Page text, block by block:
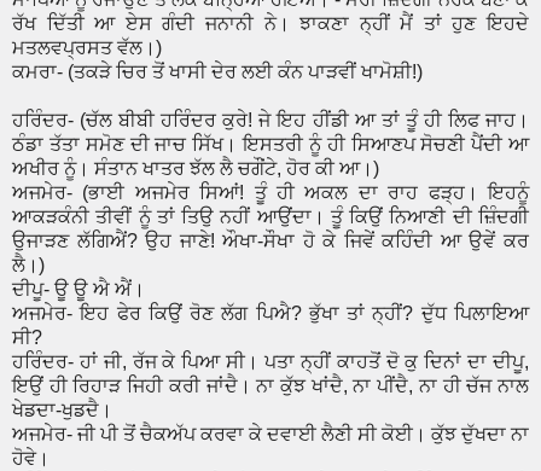
ਰੱਖ ਦਿੱਤੀ ਆ ਏਸ ਗੰਦੀ ਜਨਾਨੀ ਨੇ। ਝਾਕਣਾ ਨ੍ਹੀਂ ਮੈਂ ਤਾਂ ਹੁਣ ਇਹਦੇ
ਮਤਲਵਪ੍ਰਸਤ ਵੱਲ।)
ਕਮਰਾ- (ਤਕੜੇ ਚਿਰ ਤੋਂ ਖਾਸੀ ਦੇਰ ਲਈ ਕੰਨ ਪਾੜਵੀਂ ਖਾਮੋਸ਼ੀ!)
ਹਰਿੰਦਰ- (ਚੱਲ ਬੀਬੀ ਹਰਿੰਦਰ ਕੁਰੇ! ਜੇ ਇਹ ਹੀਂਡੀ ਆ ਤਾਂ ਤੂੰ ਹੀ ਲਿਫ ਜਾਹ।
ਠੰਡਾ ਤੱਤਾ ਸਮੋਣ ਦੀ ਜਾਚ ਸਿੱਖ। ਇਸਤਰੀ ਨੂੰ ਹੀ ਸਿਆਣਪ ਸੋਚਣੀ ਪੈਂਦੀ ਆ
ਅਖੀਰ ਨੂੰ। ਸੰਤਾਨ ਖਾਤਰ ਝੱਲ ਲੈ ਚਗੌਂਟੇ, ਹੋਰ ਕੀ ਆ।)
ਅਜਮੇਰ- (ਭਾਈ ਅਜਮੇਰ ਸਿਆਂ! ਤੂੰ ਹੀ ਅਕਲ ਦਾ ਰਾਹ ਫੜ੍ਹ। ਇਹਨੂੰ
ਆਕੜਕੰਨੀ ਤੀਵੀਂ ਨੂੰ ਤਾਂ ਤਿਉ ਨਹੀਂ ਆਉਂਦਾ। ਤੂੰ ਕਿਉਂ ਨਿਆਣੀ ਦੀ ਜ਼ਿੰਦਗੀ
ਉਜਾੜਣ ਲੱਗਿਐਂ? ਉਹ ਜਾਣੇ! ਔਖਾ-ਸੌਖਾ ਹੋ ਕੇ ਜਿਵੇਂ ਕਹਿੰਦੀ ਆ ਉਵੇਂ ਕਰ
ਲੈ।)
ਦੀਪੂ- ਊ ਊ ਐ ਐਂ।
ਅਜਮੇਰ- ਇਹ ਫੇਰ ਕਿਉਂ ਰੋਣ ਲੱਗ ਪਿਐ? ਭੁੱਖਾ ਤਾਂ ਨ੍ਹੀਂ? ਦੁੱਧ ਪਿਲਾਇਆ
ਸੀ?
ਹਰਿੰਦਰ- ਹਾਂ ਜੀ, ਰੱਜ ਕੇ ਪਿਆ ਸੀ। ਪਤਾ ਨ੍ਹੀਂ ਕਾਹਤੋਂ ਦੋ ਕੁ ਦਿਨਾਂ ਦਾ ਦੀਪੂ,
ਇਉਂ ਹੀ ਰਿਹਾੜ ਜਿਹੀ ਕਰੀ ਜਾਂਦੈ। ਨਾ ਕੁੱਝ ਖਾਂਦੈ, ਨਾ ਪੀਂਦੈ, ਨਾ ਹੀ ਚੱਜ ਨਾਲ
ਖੇਡਦਾ-ਖੁਡਦੈ।
ਅਜਮੇਰ- ਜੀ ਪੀ ਤੋਂ ਚੈਕਅੱਪ ਕਰਵਾ ਕੇ ਦਵਾਈ ਲੈਣੀ ਸੀ ਕੋਈ। ਕੁੱਝ ਦੁੱਖਦਾ ਨਾ
ਹੋਵੇ।